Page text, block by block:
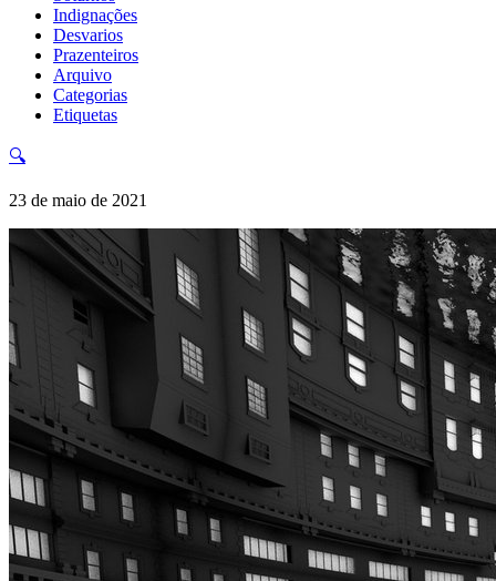
Indignações
Desvarios
Prazenteiros
Arquivo
Categorias
Etiquetas
🔍
23 de maio de 2021